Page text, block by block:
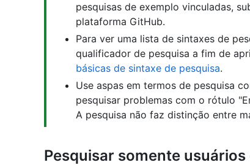
pesquisas de exemplo vinculadas,
plataforma GitHub.
Para ver uma lista de sintaxes de
qualificador de pesquisa a fim de
básicas de sintaxe de pesquisa.
Use aspas em termos de pesquisa
pesquisar problemas com o rótulo
A pesquisa não faz distinção entre
Pesquisar somente